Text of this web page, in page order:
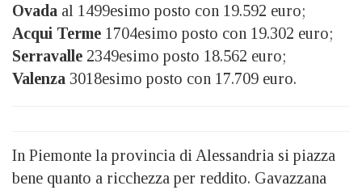
Ovada al 1499esimo posto con 19.592 euro;
Acqui Terme 1704esimo posto con 19.302 euro;
Serravalle 2349esimo posto 18.562 euro;
Valenza 3018esimo posto con 17.709 euro.
In Piemonte la provincia di Alessandria si piazza
bene quanto a ricchezza per reddito. Gavazzana